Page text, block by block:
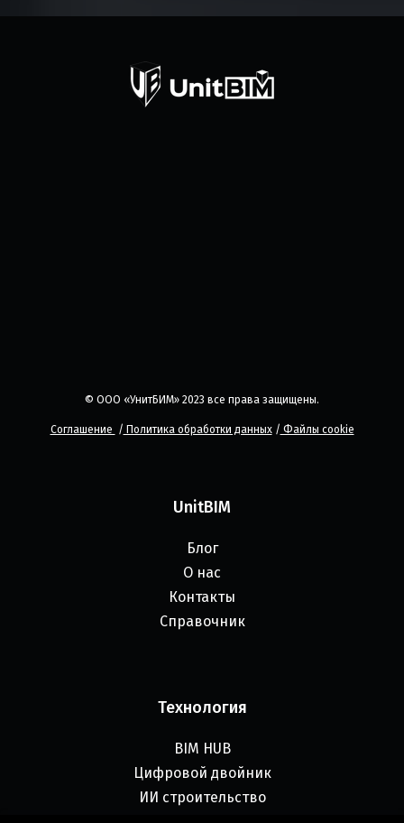
© ООО «УнитБИМ» 2023 все права защищены.
Соглашение / Политика обработки данных/ Файлы cookie
UnitBIM
Блог
О нас
Контакты
Справочник
Технология
BIM HUB
Цифровой двойник
ИИ строительство